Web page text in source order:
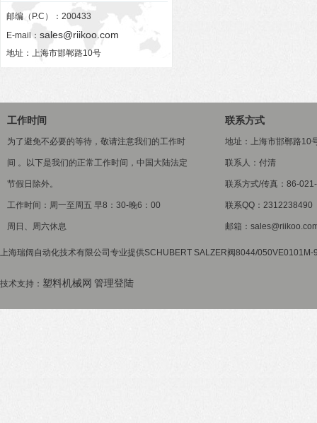
邮编（P.C）：200433
E-mail： sales@riikoo.com
地址：上海市邯郸路10号
工作时间
为了避免不必要的等待，敬请注意我们的工作时
间 。以下是我们的正常工作时间，中国大陆法定
节假日除外。
工作时间：周一至周五 早8：30-晚6：00
周日、周六休息
联系方式
地址：上海市邯郸路10
联系人：付清
联系方式/传真：86-
联系QQ：2312238490
邮箱：
上海瑞阔自动化技术有限公司专业提供SCHUBERT SALZER阀8044/
技术支持： 塑料机械网 管理登陆